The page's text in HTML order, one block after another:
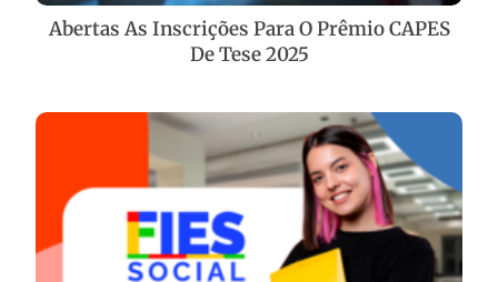
Abertas As Inscrições Para O Prêmio CAPES
De Tese 2025